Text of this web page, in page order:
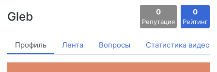
Gleb 0
Репутация
0
Рейтинг
Профиль Лента Вопросы Статистика видео